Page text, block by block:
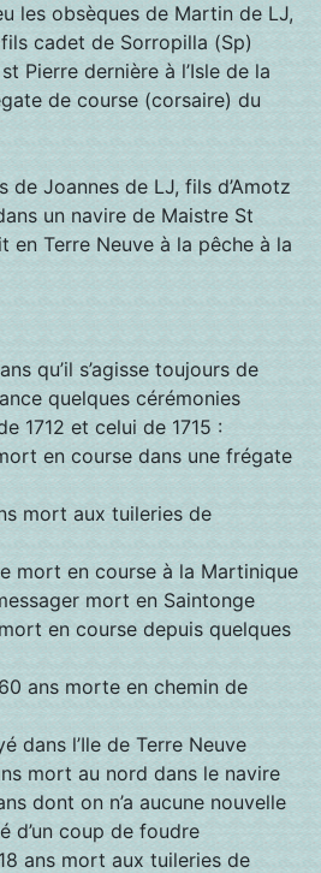
les obsèques de Martin de LJ,
cadet de Sorropilla (Sp)
Pierre dernière à l’Isle de la
de course (corsaire) du
de Joannes de LJ, fils d’Amotz
un navire de Maistre St
en Terre Neuve à la pêche à la
qu’il s’agisse toujours de
quelques cérémonies
1712 et celui de 1715 :
en course dans une frégate
mort aux tuileries de
mort en course à la Martinique
mort en Saintonge
en course depuis quelques
ans morte en chemin de
dans l’Ile de Terre Neuve
mort au nord dans le navire
dont on n’a aucune nouvelle
d’un coup de foudre
ans mort aux tuileries de